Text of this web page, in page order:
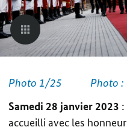
Photo 1/25
Photo :
Samedi 28 janvier 2023
accueilli avec les